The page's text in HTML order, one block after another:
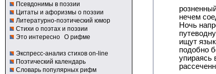
Псевдонимы в поэзии
Цитаты и афоризмы о поэзии
Литературно-поэтический юмор
Стихи о поэтах и поэзии
Это интересно О рифме
Экспресс-анализ стихов on-line
Поэтический календарь
Словарь популярных рифм
нечем
Ночь
ищут
подобно
упираясь